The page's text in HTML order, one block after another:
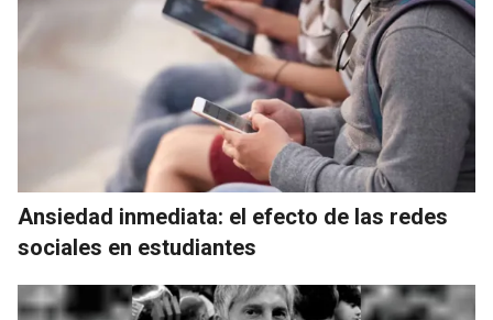
Ansiedad inmediata: el efecto de las redes
sociales en estudiantes